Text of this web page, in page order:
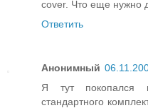
cover. Что еще нужно
Ответить
Анонимный
Я тут покопался
стандартного